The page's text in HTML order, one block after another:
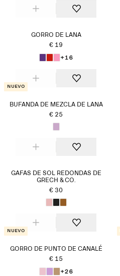
GORRO DE LANA
€ 19
+16
Nuevo
BUFANDA DE MEZCLA DE LANA
€ 25
GAFAS DE SOL REDONDAS DE
GRECH & CO.
€ 30
Nuevo
GORRO DE PUNTO DE CANALÉ
€ 15
+26